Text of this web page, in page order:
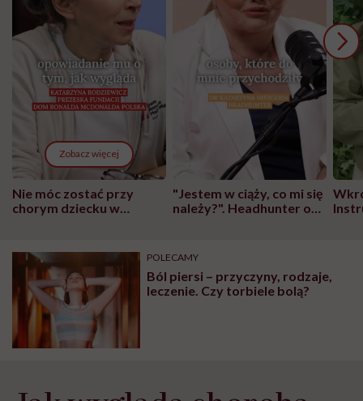
Zobacz więcej
Nie móc zostać przy
chorym dziecku w
może chyba tylko
głupota i brak
wyobraźni"
"Jestem w ciąży, co mi się
należy?". Headhunter o
pracy
POLECAMY
Ból piersi – przyczyny, rodzaje,
leczenie. Czy torbiele bolą?